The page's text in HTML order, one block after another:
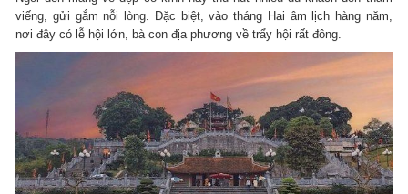
viếng, gửi gắm nỗi lòng. Đặc biệt, vào tháng Hai âm lịch hàng năm,
nơi đây có lễ hội lớn, bà con địa phương về trẩy hội rất đông.